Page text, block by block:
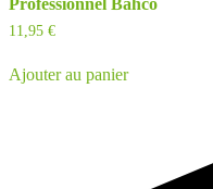
Professionnel Bahco
11,95 €
Ajouter au panier